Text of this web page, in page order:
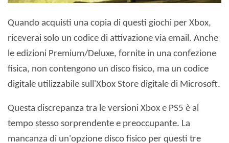
Quando acquisti una copia di questi giochi per Xbox,
riceverai solo un codice di attivazione via email. Anche
le edizioni Premium/Deluxe, fornite in una confezione
fisica, non contengono un disco fisico, ma un codice
digitale utilizzabile sull'Xbox Store digitale di Microsoft.
Questa discrepanza tra le versioni Xbox e PS5 è al
tempo stesso sorprendente e preoccupante. La
mancanza di un'opzione disco fisico per questi tre